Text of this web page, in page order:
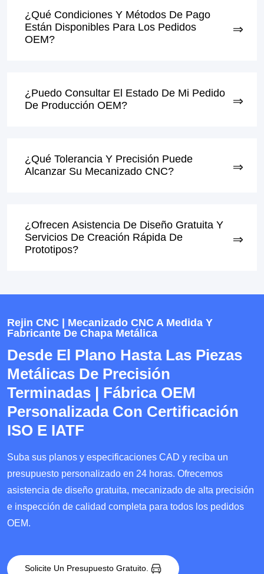
¿Qué Condiciones Y Métodos De Pago
Están Disponibles Para Los Pedidos
OEM?
¿Puedo Consultar El Estado De Mi Pedido
De Producción OEM?
¿Qué Tolerancia Y Precisión Puede
Alcanzar Su Mecanizado CNC?
¿Ofrecen Asistencia De Diseño Gratuita Y
Servicios De Creación Rápida De
Prototipos?
Rejin CNC | Mecanizado CNC A Medida Y
Fabricante De Chapa Metálica
Desde El Plano Hasta Las Piezas
Metálicas De Precisión
Terminadas | Fábrica OEM
Personalizada Con Certificación
ISO E IATF
Suba sus planos y especificaciones CAD y reciba un
presupuesto personalizado en 24 horas. Ofrecemos
asistencia de diseño gratuita, mecanizado de alta precisión
e inspección de calidad completa para todos los pedidos
OEM.
Solicite Un Presupuesto Gratuito.